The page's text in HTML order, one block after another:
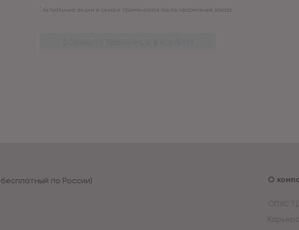
* Актуальные акции и скидки применяются после оформления заказа.
по России) О
ОПУС